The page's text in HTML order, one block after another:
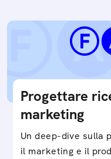
Progettare
marketing
Un deep-dive sulla
il marketing e il